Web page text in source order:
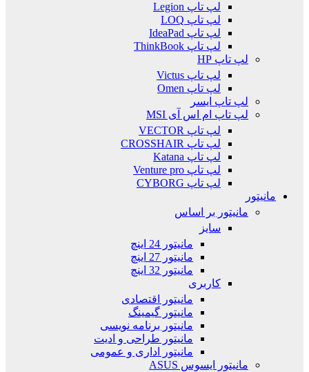
لپ تاپ Legion
لپ تاپ LOQ
لپ تاپ IdeaPad
لپ تاپ ThinkBook
لپ تاپ HP
لپ تاپ Victus
لپ تاپ Omen
لپ تاپ ایسر
لپ تاپ ام اس آی MSI
لپ تاپ VECTOR
لپ تاپ CROSSHAIR
لپ تاپ Katana
لپ تاپ Venture pro
لپ تاپ CYBORG
مانیتور
مانیتور بر اساس
سایز
مانیتور 24 اینچ
مانیتور 27 اینچ
مانیتور 32 اینچ
کاربری
مانیتور اقتصادی
مانیتور گیمینگ
مانیتور برنامه نویسی
مانیتور طراحی و ادیت
مانیتور اداری و عمومی
مانیتور ایسوس ASUS